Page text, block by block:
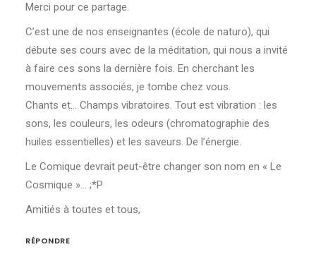
Merci pour ce partage.
C’est une de nos enseignantes (école de naturo), qui
débute ses cours avec de la méditation, qui nous a invité
à faire ces sons la dernière fois. En cherchant les
mouvements associés, je tombe chez vous.
Chants et… Champs vibratoires. Tout est vibration : les
sons, les couleurs, les odeurs (chromatographie des
huiles essentielles) et les saveurs. De l’énergie.
Le Comique devrait peut-être changer son nom en « Le
Cosmique »… ;*P
Amitiés à toutes et tous,
RÉPONDRE